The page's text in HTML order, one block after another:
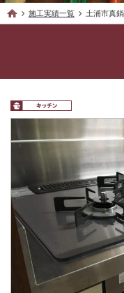
施工実績一覧 土浦市真